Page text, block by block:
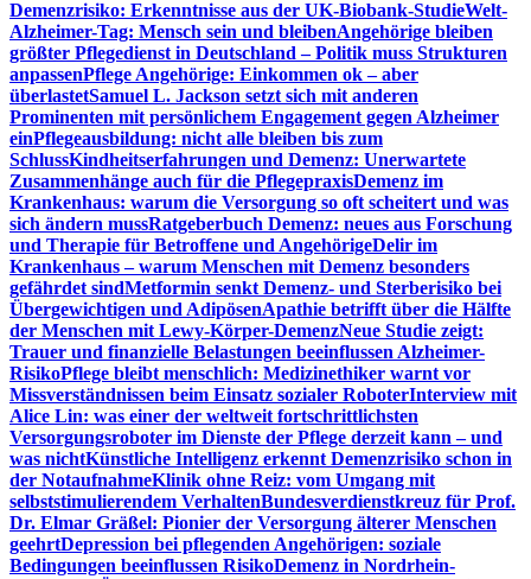
Demenzrisiko: Erkenntnisse aus der UK-Biobank-StudieWelt-
Alzheimer-Tag: Mensch sein und bleibenAngehörige bleiben
größter Pflegedienst in Deutschland – Politik muss Strukturen
anpassenPflege Angehörige: Einkommen ok – aber
überlastetSamuel L. Jackson setzt sich mit anderen
Prominenten mit persönlichem Engagement gegen Alzheimer
einPflegeausbildung: nicht alle bleiben bis zum
SchlussKindheitserfahrungen und Demenz: Unerwartete
Zusammenhänge auch für die PflegepraxisDemenz im
Krankenhaus: warum die Versorgung so oft scheitert und was
sich ändern mussRatgeberbuch Demenz: neues aus Forschung
und Therapie für Betroffene und AngehörigeDelir im
Krankenhaus – warum Menschen mit Demenz besonders
gefährdet sindMetformin senkt Demenz- und Sterberisiko bei
Übergewichtigen und AdipösenApathie betrifft über die Hälfte
der Menschen mit Lewy-Körper-DemenzNeue Studie zeigt:
Trauer und finanzielle Belastungen beeinflussen Alzheimer-
RisikoPflege bleibt menschlich: Medizinethiker warnt vor
Missverständnissen beim Einsatz sozialer RoboterInterview mit
Alice Lin: was einer der weltweit fortschrittlichsten
Versorgungsroboter im Dienste der Pflege derzeit kann – und
was nichtKünstliche Intelligenz erkennt Demenzrisiko schon in
der NotaufnahmeKlinik ohne Reiz: vom Umgang mit
selbststimulierendem VerhaltenBundesverdienstkreuz für Prof.
Dr. Elmar Gräßel: Pionier der Versorgung älterer Menschen
geehrtDepression bei pflegenden Angehörigen: soziale
Bedingungen beeinflussen RisikoDemenz in Nordrhein-